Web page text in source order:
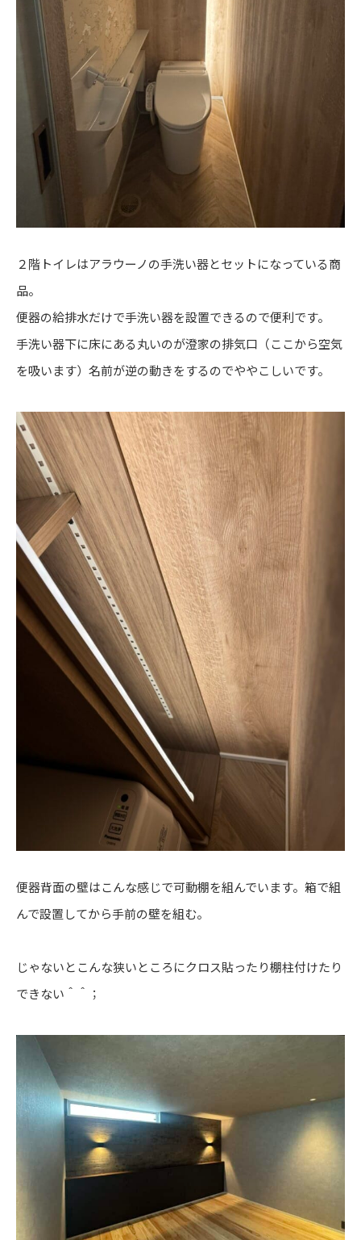
２階トイレはアラウーノの手洗い器とセットになっている商
品。
便器の給排水だけで手洗い器を設置できるので便利です。
手洗い器下に床にある丸いのが澄家の排気口（ここから空気
を吸います）名前が逆の動きをするのでややこしいです。
便器背面の壁はこんな感じで可動棚を組んでいます。箱で組
んで設置してから手前の壁を組む。
じゃないとこんな狭いところにクロス貼ったり棚柱付けたり
できない＾＾；